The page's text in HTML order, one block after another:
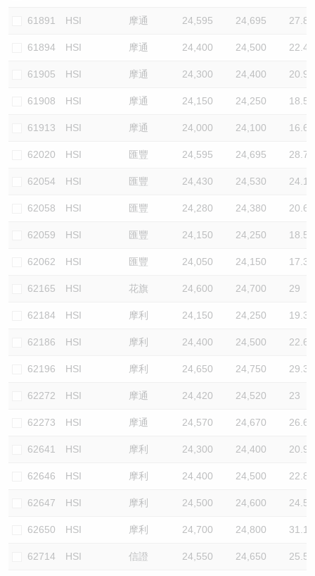
61891 HSI 摩通 24,595 24,695 27.8
61894 HSI 摩通 24,400 24,500 22.4
61905 HSI 摩通 24,300 24,400 20.9
61908 HSI 摩通 24,150 24,250 18.5
61913 HSI 摩通 24,000 24,100 16.6
62020 HSI 匯豐 24,595 24,695 28.7
62054 HSI 匯豐 24,430 24,530 24.1
62058 HSI 匯豐 24,280 24,380 20.6
62059 HSI 匯豐 24,150 24,250 18.5
62062 HSI 匯豐 24,050 24,150 17.3
62165 HSI 花旗 24,600 24,700 29
62184 HSI 摩利 24,150 24,250 19.3
62186 HSI 摩利 24,400 24,500 22.6
62196 HSI 摩利 24,650 24,750 29.3
62272 HSI 摩通 24,420 24,520 23
62273 HSI 摩通 24,570 24,670 26.6
62641 HSI 摩利 24,300 24,400 20.9
62646 HSI 摩利 24,400 24,500 22.8
62647 HSI 摩利 24,500 24,600 24.5
62650 HSI 摩利 24,700 24,800 31.1
62714 HSI 信證 24,550 24,650 25.5